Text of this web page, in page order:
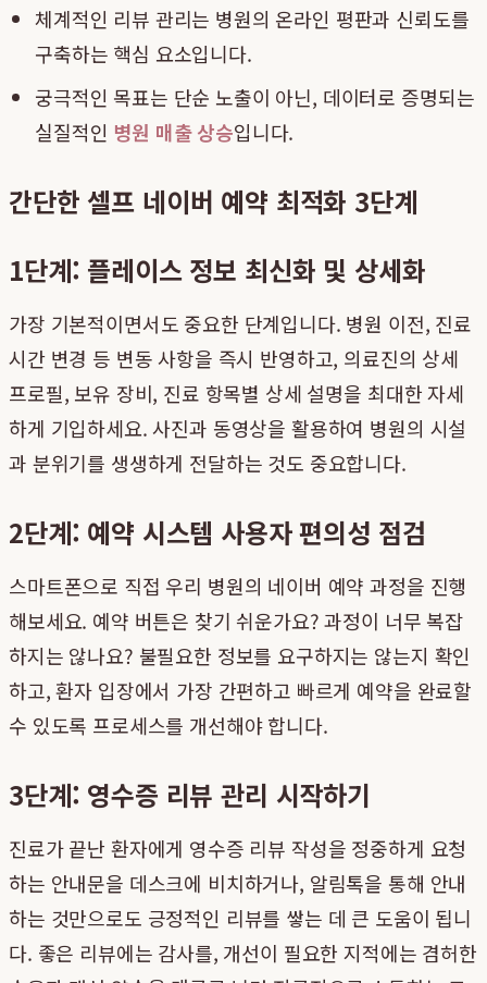
체계적인 리뷰 관리는 병원의 온라인 평판과 신뢰도를
구축하는 핵심 요소입니다.
궁극적인 목표는 단순 노출이 아닌, 데이터로 증명되는
실질적인 병원 매출 상승입니다.
간단한 셀프 네이버 예약 최적화 3단계
1단계: 플레이스 정보 최신화 및 상세화
가장 기본적이면서도 중요한 단계입니다. 병원 이전, 진료
시간 변경 등 변동 사항을 즉시 반영하고, 의료진의 상세
프로필, 보유 장비, 진료 항목별 상세 설명을 최대한 자세
하게 기입하세요. 사진과 동영상을 활용하여 병원의 시설
과 분위기를 생생하게 전달하는 것도 중요합니다.
2단계: 예약 시스템 사용자 편의성 점검
스마트폰으로 직접 우리 병원의 네이버 예약 과정을 진행
해보세요. 예약 버튼은 찾기 쉬운가요? 과정이 너무 복잡
하지는 않나요? 불필요한 정보를 요구하지는 않는지 확인
하고, 환자 입장에서 가장 간편하고 빠르게 예약을 완료할
수 있도록 프로세스를 개선해야 합니다.
3단계: 영수증 리뷰 관리 시작하기
진료가 끝난 환자에게 영수증 리뷰 작성을 정중하게 요청
하는 안내문을 데스크에 비치하거나, 알림톡을 통해 안내
하는 것만으로도 긍정적인 리뷰를 쌓는 데 큰 도움이 됩니
다. 좋은 리뷰에는 감사를, 개선이 필요한 지적에는 겸허한